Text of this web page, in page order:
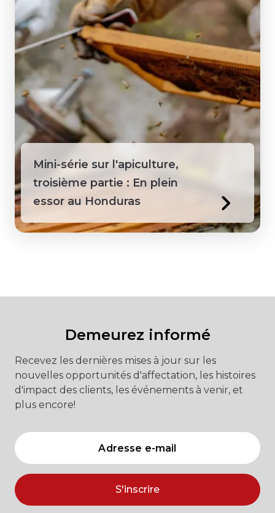
Mini-série sur l'apiculture,
troisième partie : En plein
essor au Honduras
Demeurez informé
Recevez les dernières mises à jour sur les
nouvelles opportunités d'affectation, les histoires
d'impact des clients, les événements à venir, et
plus encore!
S'inscrire